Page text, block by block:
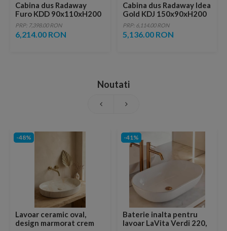
Cabina dus Radaway
Furo KDD 90x110xH200
cm, negru
PRP: 7,398.00 RON
6,214.00 RON
Cabina dus Radaway Idea
Gold KDJ 150x90xH200
cm, usa stanga
PRP: 6,114.00 RON
5,136.00 RON
Noutati
-48%
Lavoar ceramic oval,
design marmorat crem
-41%
Baterie inalta pentru
lavoar LaVita Verdi 220,